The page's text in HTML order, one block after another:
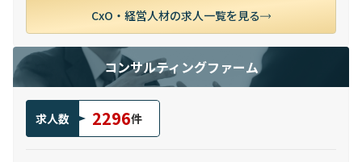
CxO・経営人材の求人一覧を見る
コンサルティングファーム
求人数 2296件